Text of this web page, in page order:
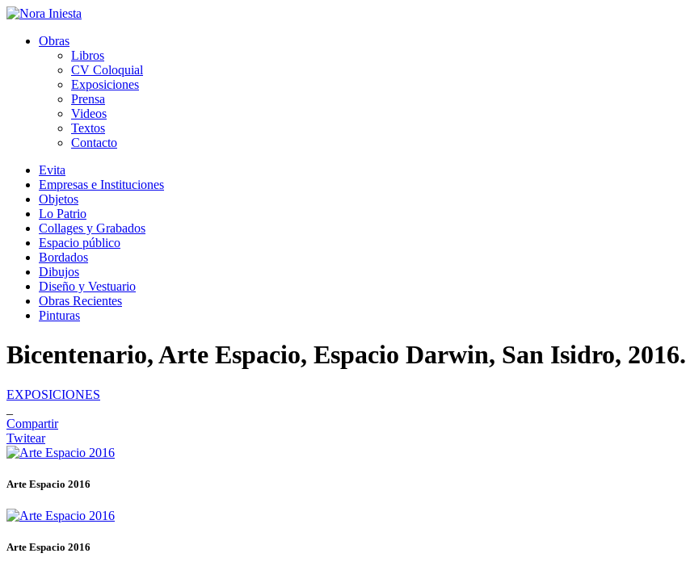
Obras
Libros
CV Coloquial
Exposiciones
Prensa
Videos
Textos
Contacto
Evita
Empresas e Instituciones
Objetos
Lo Patrio
Collages y Grabados
Espacio público
Bordados
Dibujos
Diseño y Vestuario
Obras Recientes
Pinturas
Bicentenario, Arte Espacio, Espacio Darwin, San Isidro, 2016.
EXPOSICIONES
Compartir
Twitear
Arte Espacio 2016
Arte Espacio 2016